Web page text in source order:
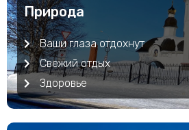
Природа
Ваши глаза отдохнут
Свежий отдых
Здоровье